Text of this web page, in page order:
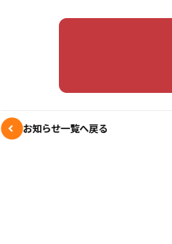
お知らせ一覧へ戻る